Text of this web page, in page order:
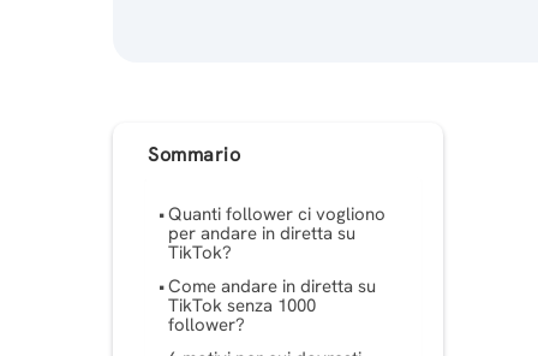
Sommario
Quanti follower ci vogliono
per andare in diretta su
TikTok?
Come andare in diretta su
TikTok senza 1000
follower?